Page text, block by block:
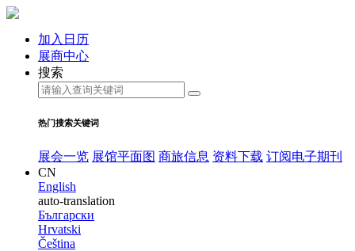
加入日历
展商中心
搜索
热门搜索关键词
展会一览 展馆平面图 商旅信息 资料下载 订阅电子期刊
CN
English
auto-translation
Български
Hrvatski
Čeština